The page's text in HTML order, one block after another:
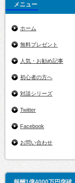
メニュー
ホーム
無料プレゼント
人気・お勧め記事
初心者の方へ
対談シリーズ
Twitter
Facebook
お問い合わせ